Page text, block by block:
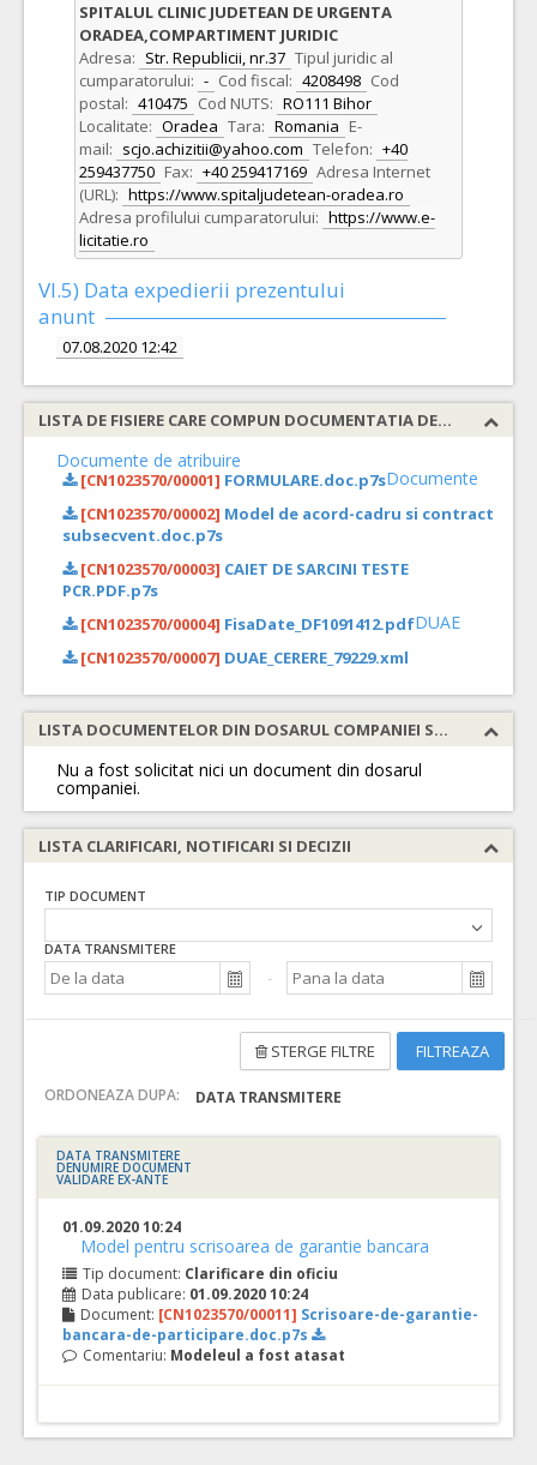
SPITALUL CLINIC JUDETEAN DE URGENTA
ORADEA,COMPARTIMENT JURIDIC
Adresa: Str. Republicii, nr.37 Tipul juridic al
cumparatorului: - Cod fiscal: 4208498 Cod
postal: 410475 Cod NUTS: RO111 Bihor
Localitate: Oradea Tara: Romania E-
mail: scjo.achizitii@yahoo.com Telefon: +40
259437750 Fax: +40 259417169 Adresa Internet
(URL): https://www.spitaljudetean-oradea.ro
Adresa profilului cumparatorului: https://www.e-
licitatie.ro
VI.5) Data expedierii prezentului
anunt
07.08.2020 12:42
LISTA DE FISIERE CARE COMPUN DOCUMENTATIA DE ATRIBUIRE
Documente de atribuire
[CN1023570/00001] FORMULARE.doc.p7s
[CN1023570/00002] Model de acord-cadru si contract
subsecvent.doc.p7s
[CN1023570/00003] CAIET DE SARCINI TESTE
PCR.PDF.p7s
[CN1023570/00004] FisaDate_DF1091412.pdf
Documente
DUAE
[CN1023570/00007] DUAE_CERERE_79229.xml
LISTA DOCUMENTELOR DIN DOSARUL COMPANIEI SOLICITATE
Nu a fost solicitat nici un document din dosarul
companiei.
LISTA CLARIFICARI, NOTIFICARI SI DECIZII
TIP DOCUMENT
DATA TRANSMITERE
FILTREAZA
STERGE FILTRE
ORDONEAZA DUPA: DATA TRANSMITERE
DATA TRANSMITERE
DENUMIRE DOCUMENT
VALIDARE EX-ANTE
01.09.2020 10:24
Model pentru scrisoarea de garantie bancara
Tip document: Clarificare din oficiu
Data publicare: 01.09.2020 10:24
Document: [CN1023570/00011] Scrisoare-de-garantie-
bancara-de-participare.doc.p7s
Comentariu: Modeleul a fost atasat